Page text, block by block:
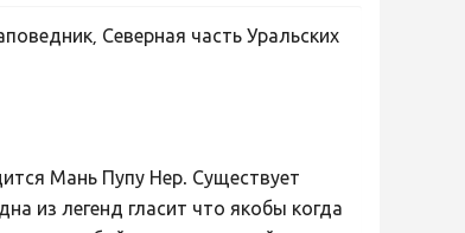
Северная часть Уральских
Мань Пупу Нер. Существует
из легенд гласит что якобы когда